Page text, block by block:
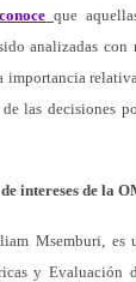
que
analizadas
las decisiones
intereses de la
Msemburi, es
y Evaluación